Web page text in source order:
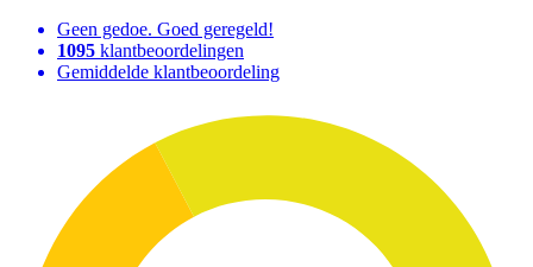
Geen gedoe. Goed geregeld!
1095 klantbeoordelingen
Gemiddelde klantbeoordeling